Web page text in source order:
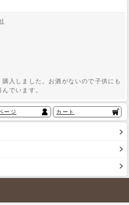
入しました。お酒がないので子供にも
でいます。
ージ カート